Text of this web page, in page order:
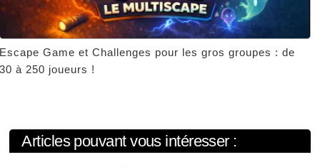
Game et Challenges pour les gros groupes : de
à 250 joueurs !
Articles pouvant vous intéresser :